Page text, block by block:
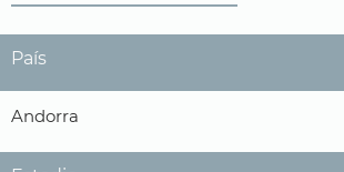
País
Andorra